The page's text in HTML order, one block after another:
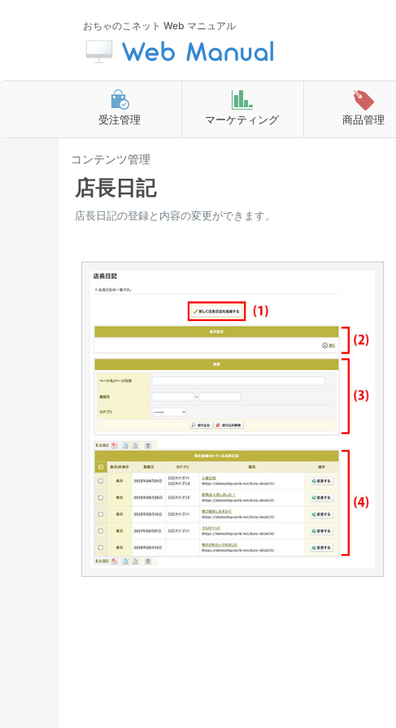
おちゃのこネット Web マニュアル
受注管理 マーケティング 商品管理
コンテンツ管理
店長日記
店長日記の登録と内容の変更ができます。